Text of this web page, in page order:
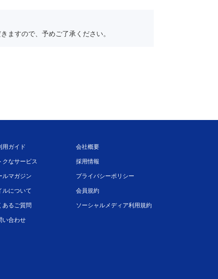
ますので、予めご了承ください。
用ガイド
クなサービス
ルマガジン
ルについて
あるご質問
い合わせ
会社概要
採用情報
プライバシーポリシー
会員規約
ソーシャルメディア利用規約